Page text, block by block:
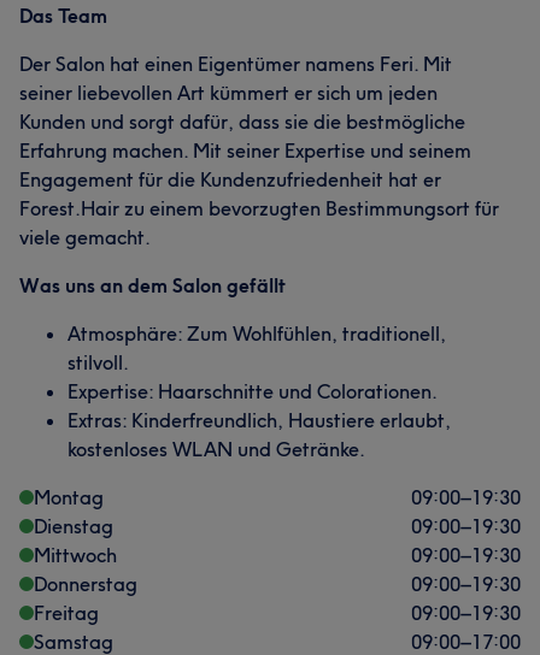
Das Team
Der Salon hat einen Eigentümer namens Feri. Mit
seiner liebevollen Art kümmert er sich um jeden
Kunden und sorgt dafür, dass sie die bestmögliche
Erfahrung machen. Mit seiner Expertise und seinem
Engagement für die Kundenzufriedenheit hat er
Forest.Hair zu einem bevorzugten Bestimmungsort für
viele gemacht.
Was uns an dem Salon gefällt
Atmosphäre: Zum Wohlfühlen, traditionell,
stilvoll.
Expertise: Haarschnitte und Colorationen.
Extras: Kinderfreundlich, Haustiere erlaubt,
kostenloses WLAN und Getränke.
Montag
09:00–19:30
Dienstag
09:00–19:30
Mittwoch
09:00–19:30
Donnerstag
09:00–19:30
Freitag
09:00–19:30
Samstag
09:00–17:00